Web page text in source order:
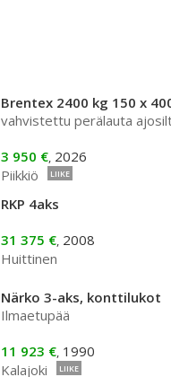
Brentex 2400 kg 150 x
vahvistettu perälauta
3 950 €, 2026
Piikkiö
LIIKE
RKP 4aks
31 375 €, 2008
Huittinen
Närko 3-aks, konttilukot
Ilmaetupää
11 923 €, 1990
Kalajoki
LIIKE